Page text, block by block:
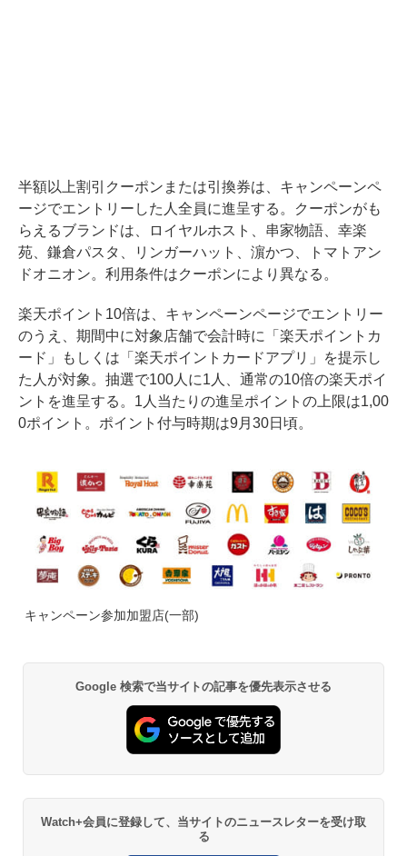
半額以上割引クーポンまたは引換券は、キャンペーンペ
ージでエントリーした人全員に進呈する。クーポンがも
らえるブランドは、ロイヤルホスト、串家物語、幸楽
苑、鎌倉パスタ、リンガーハット、濵かつ、トマトアン
ドオニオン。利用条件はクーポンにより異なる。
楽天ポイント10倍は、キャンペーンページでエントリー
のうえ、期間中に対象店舗で会計時に「楽天ポイントカ
ード」もしくは「楽天ポイントカードアプリ」を提示し
た人が対象。抽選で100人に1人、通常の10倍の楽天ポイ
ントを進呈する。1人当たりの進呈ポイントの上限は1,00
0ポイント。ポイント付与時期は9月30日頃。
キャンペーン参加加盟店(一部)
Google 検索で当サイトの記事を優先表示させる
Watch+会員に登録して、当サイトのニュースレターを受け取
る